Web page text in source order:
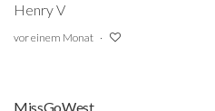
Henry V
vor einem Monat
MissGoWest